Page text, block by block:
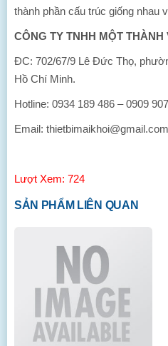
thành phần cấu trúc giống nhau
CÔNG TY TNHH MỘT
ĐC: 702/67/9 Lê Đức Thọ,
Hồ Chí Minh.
Hotline: 0934 189 486 – 0909
Email: thietbimaikhoi@gmail.com
Lượt Xem: 724
SẢN PHẨM LIÊN QUAN